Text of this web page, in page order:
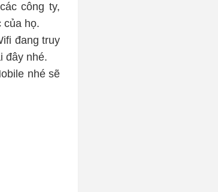
công ty,
của họ.
đang truy
đây nhé.
nhé sẽ